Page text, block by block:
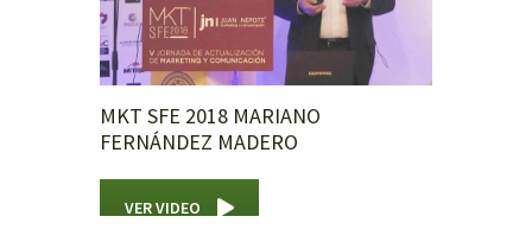
MKT SFE 2018 MARIANO
FERNÁNDEZ MADERO
VER VIDEO